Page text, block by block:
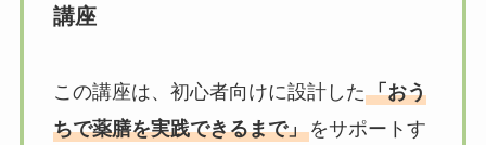
講座
この講座は、初心者向けに設計した「おう
ちで薬膳を実践できるまで」をサポートす